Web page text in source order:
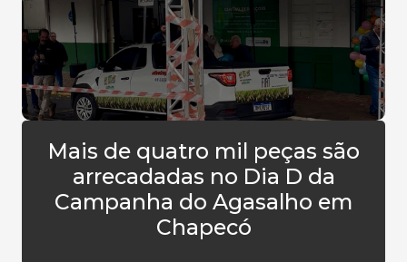
Mais de quatro mil peças são
arrecadadas no Dia D da
Campanha do Agasalho em
Chapecó